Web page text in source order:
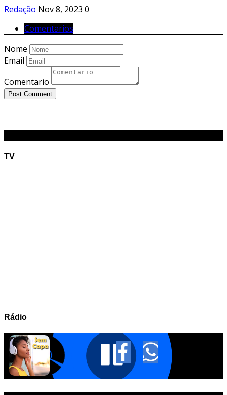
Redação Nov 8, 2023 0
Comentarios
Nome
Email
Comentario
Post Comment
TV
Rádio